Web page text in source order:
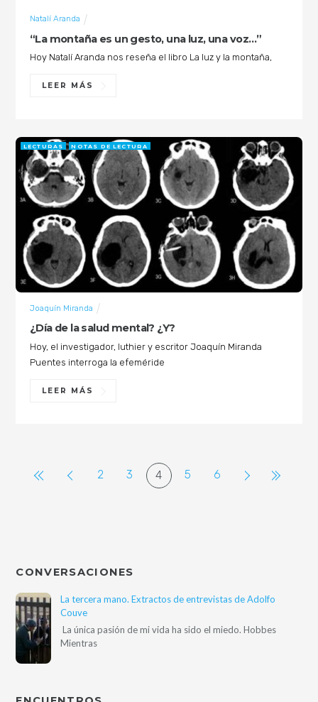
“La montaña es un gesto, una luz, una voz…”
Natalí Aranda
Hoy Natalí Aranda nos reseña el libro La luz y la montaña,
LEER MÁS
¿Día de la salud mental? ¿Y?
Joaquín Miranda
LECTURAS NOTAS DE LECTURA
Hoy, el investigador, luthier y escritor Joaquín Miranda
Puentes interroga la efeméride
LEER MÁS
2 3 4 5 6
CONVERSACIONES
La tercera mano. Extractos de entrevistas de Adolfo
Couve
La única pasión de mi vida ha sido el miedo. Hobbes
Mientras